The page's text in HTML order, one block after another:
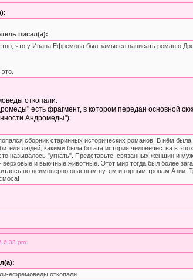
писал(а):
что у Ивана Ефремова был замысел написать роман о
откопали.
есть фрагмент, в котором передан основной
Андромеды"):
сборник старинных исторических романов. В нём
людей, какими была богата история человечества в
называлось "угнать". Представьте, связанных женщин и
и вьючные животные. Этот мир тогда был более
по неимоверно опасным путям и горным тропам Азии.
6:33 pm
ефремоведы откопали.